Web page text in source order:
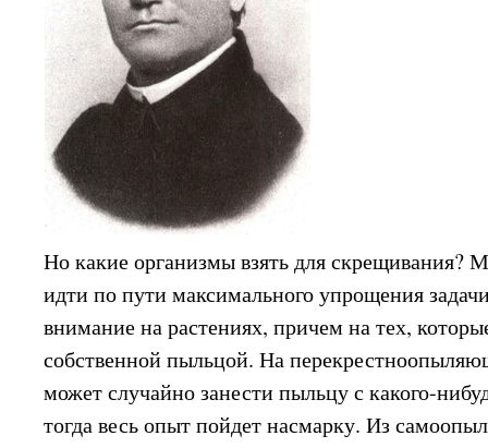
Но какие организмы взять для скрещивания?
идти по пути максимального упрощения
внимание на растениях, причем на тех,
собственной пыльцой. На
может случайно занести пыльцу с какого-
тогда весь опыт пойдет насмарку. Из